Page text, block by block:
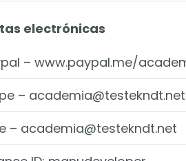
electrónicas
– www.paypal.me/
– academia@testekndt.net
– academia@testekndt.net